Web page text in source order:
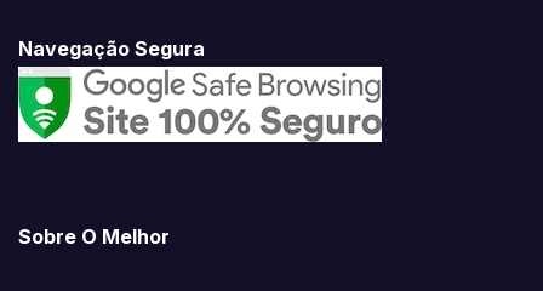
Navegação Segura
Sobre O Melhor